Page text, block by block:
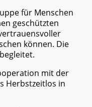
für Menschen
geschützten
können. Die
mit der
Herbstzeitlos in